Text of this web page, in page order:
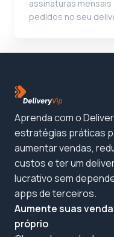
assinaturas
pedidos no seu
Aprenda com o
estratégias práticas
aumentar vendas,
custos e ter um
lucrativo sem
apps de terceiros.
Aumente suas
próprio